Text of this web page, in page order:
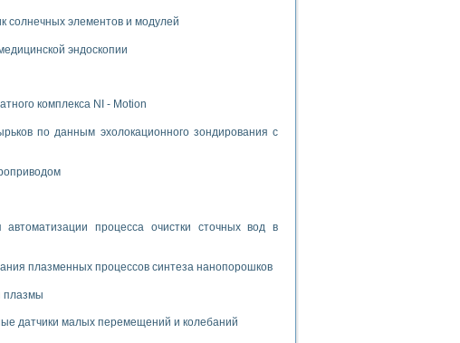
солнечных элементов и модулей
эндоскопии
комплекса NI - Motion
по данным эхолокационного зондирования с
процесса очистки сточных вод в
плазменных процессов синтеза нанопорошков
плазмы
датчики малых перемещений и колебаний